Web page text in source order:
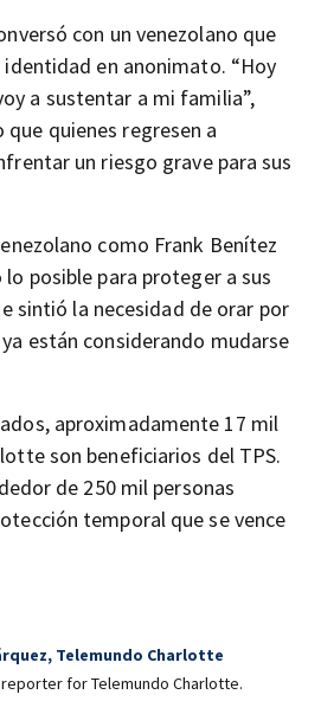
con un venezolano que
en anonimato. “Hoy
a sustentar a mi familia”,
quienes regresen a
un riesgo grave para sus
como Frank Benítez
posible para proteger a sus
sintió la necesidad de orar por
están considerando mudarse
aproximadamente 17 mil
son beneficiarios del TPS.
de 250 mil personas
temporal que se vence
Telemundo Charlotte
reporter for Telemundo Charlotte.